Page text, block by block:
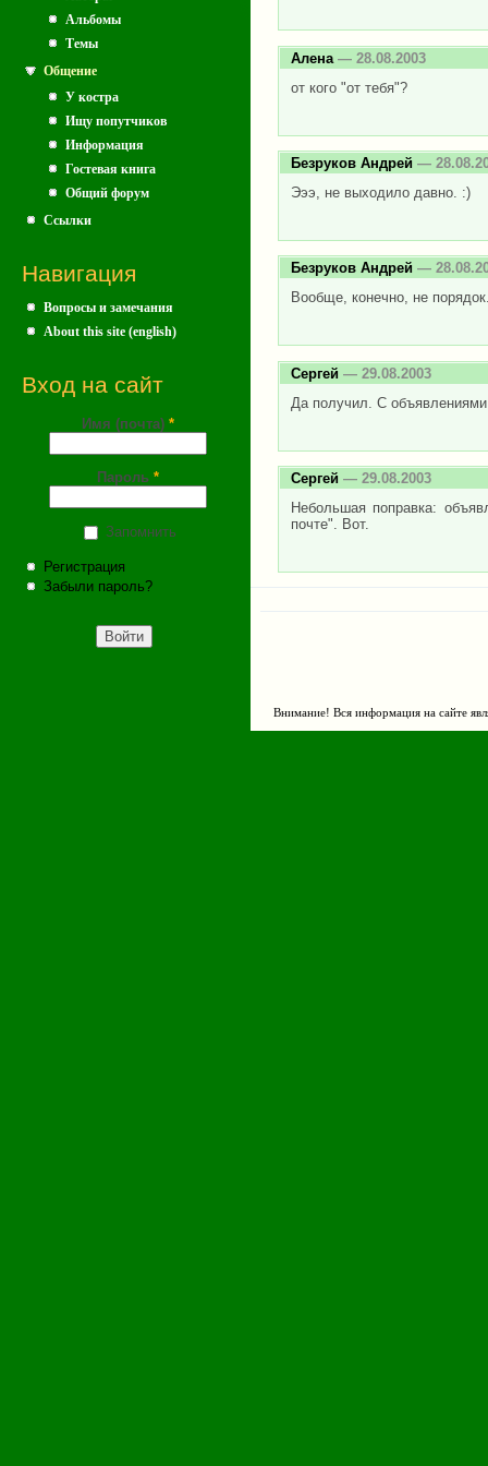
Альбомы
Темы
Общение
У костра
Ищу попутчиков
Информация
Гостевая книга
Общий форум
Ссылки
Навигация
Вопросы и замечания
About this site (english)
Вход на сайт
Имя (почта) *
Пароль *
Запомнить
Регистрация
Забыли пароль?
Алена — 28.08.2003
от кого "от тебя"?
Безруков Андрей —
Эээ, не выходило давно. :)
Безруков Андрей —
Вообще, конечно, не
Сергей — 29.08.2003
Да получил. С объявлениями
Сергей — 29.08.2003
Небольшая поправка:
почте". Вот.
Внимание! Вся информация на сайте